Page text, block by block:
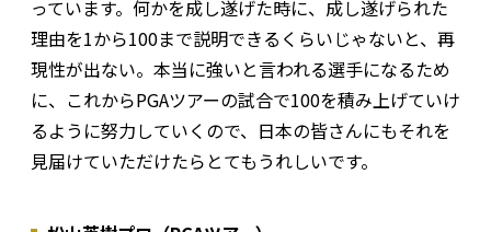
っています。何かを成し遂げた時に、成し遂げられた
理由を1から100まで説明できるくらいじゃないと、再
現性が出ない。本当に強いと言われる選手になるため
に、これからPGAツアーの試合で100を積み上げていけ
るように努力していくので、日本の皆さんにもそれを
見届けていただけたらとてもうれしいです。